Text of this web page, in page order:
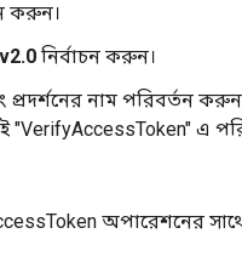
করুন।
নির্বাচন করুন।
প্রদর্শনের নাম পরিবর্তন
"VerifyAccessToken" এ
অপারেশনের